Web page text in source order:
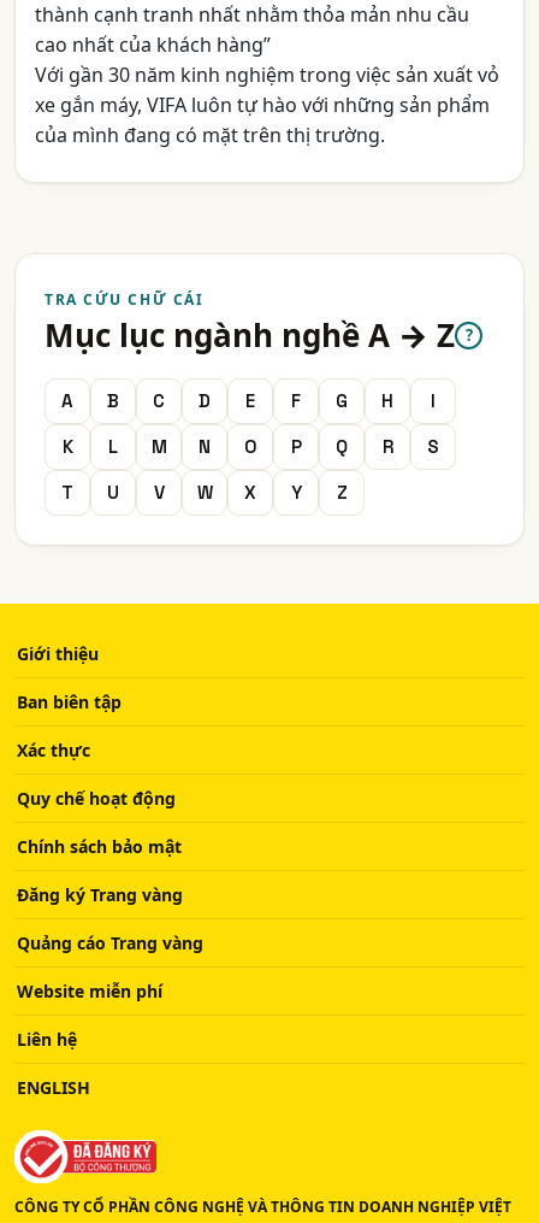
thành cạnh tranh nhất nhằm thỏa mản nhu cầu
cao nhất của khách hàng”
Với gần 30 năm kinh nghiệm trong việc sản xuất vỏ
xe gắn máy, VIFA luôn tự hào với những sản phẩm
của mình đang có mặt trên thị trường.
TRA CỨU CHỮ CÁI
Mục lục ngành nghề A → Z ?
A B C D E F G H
I
K
L M N O P Q R
S
T
U V W X Y Z
Giới thiệu
Ban biên tập
Xác thực
Quy chế hoạt động
Chính sách bảo mật
Đăng ký Trang vàng
Quảng cáo Trang vàng
Website miễn phí
Liên hệ
ENGLISH
CÔNG TY CỔ PHẦN CÔNG NGHỆ VÀ THÔNG TIN DOANH NGHIỆP VIỆT